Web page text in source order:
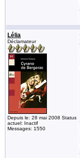
Lélia
Déclamateur
Depuis le: 28 mai 2008 Status
actuel: Inactif
Messages: 1550